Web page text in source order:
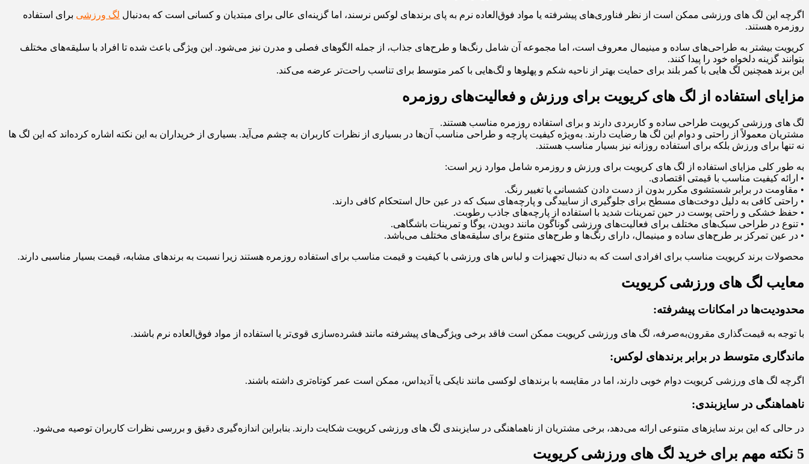
اگرچه این لگ‌ های ورزشی ممکن است از نظر فناوری‌های پیشرفته یا مواد فوق‌العاده نرم به پای برندهای لوکس نرسند، اما گزینه‌ای عالی برای مبتدیان و کسانی است که به‌دنبال لگ ورزشی برای استفاده
روزمره هستند.
کریویت بیشتر به طراحی‌های ساده و مینیمال معروف است، اما مجموعه آن شامل رنگ‌ها و طرح‌های جذاب، از جمله الگوهای فصلی و مدرن نیز می‌شود. این ویژگی باعث شده تا افراد با سلیقه‌های مختلف
بتوانند گزینه دلخواه خود را پیدا کنند.
این برند همچنین لگ‌ هایی با کمر بلند برای حمایت بهتر از ناحیه شکم و پهلوها و لگ‌هایی با کمر متوسط برای تناسب راحت‌تر عرضه می‌کند.
مزایای استفاده از لگ‌ های کریویت برای ورزش و فعالیت‌های روزمره
لگ‌ های ورزشی کریویت طراحی ساده و کاربردی دارند و برای استفاده روزمره مناسب هستند.
مشتریان معمولاً از راحتی و دوام این لگ‌ ها رضایت دارند. به‌ویژه کیفیت پارچه و طراحی مناسب آن‌ها در بسیاری از نظرات کاربران به چشم می‌آید. بسیاری از خریداران به این نکته اشاره کرده‌اند که این لگ‌ ها
نه تنها برای ورزش بلکه برای استفاده روزانه نیز بسیار مناسب هستند.
به طور کلی مزایای استفاده از لگ‌ های کریویت برای ورزش و روزمره شامل موارد زیر است:
• ارائه کیفیت مناسب با قیمتی اقتصادی.
• مقاومت در برابر شستشوی مکرر بدون از دست دادن کشسانی یا تغییر رنگ.
• راحتی کافی به دلیل دوخت‌های مسطح برای جلوگیری از ساییدگی و پارچه‌های سبک که در عین حال استحکام کافی دارند.
• حفظ خشکی و راحتی پوست در حین تمرینات شدید با استفاده از پارچه‌های جاذب رطوبت.
• تنوع در طراحی سبک‌های مختلف برای فعالیت‌های ورزشی گوناگون مانند دویدن، یوگا و تمرینات باشگاهی.
• در عین تمرکز بر طرح‌های ساده و مینیمال، دارای رنگ‌ها و طرح‌های متنوع برای سلیقه‌های مختلف می‌باشد.
محصولات برند کریویت مناسب برای افرادی است که به دنبال تجهیزات و لباس های ورزشی با کیفیت و قیمت مناسب برای استفاده روزمره هستند زیرا نسبت به برندهای مشابه، قیمت بسیار مناسبی دارند.
معایب لگ‌ های ورزشی کریویت
محدودیت‌ها در امکانات پیشرفته:
با توجه به قیمت‌گذاری مقرون‌به‌صرفه، لگ‌ های ورزشی کریویت ممکن است فاقد برخی ویژگی‌های پیشرفته مانند فشرده‌سازی قوی‌تر یا استفاده از مواد فوق‌العاده نرم باشند.
ماندگاری متوسط در برابر برندهای لوکس:
اگرچه لگ‌ های ورزشی کریویت دوام خوبی دارند، اما در مقایسه با برندهای لوکسی مانند نایکی یا آدیداس، ممکن است عمر کوتاه‌تری داشته باشند.
ناهماهنگی در سایزبندی:
در حالی که این برند سایزهای متنوعی ارائه می‌دهد، برخی مشتریان از ناهماهنگی در سایزبندی لگ های ورزشی کریویت شکایت دارند. بنابراین اندازه‌گیری دقیق و بررسی نظرات کاربران توصیه می‌شود.
5 نکته مهم برای خرید لگ‌ های ورزشی کریویت